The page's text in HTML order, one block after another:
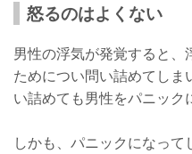
怒るのはよくない
男性の浮気が発覚すると、
ためについ問い詰めてし
い詰めても男性をパニック
しかも、パニックになっ